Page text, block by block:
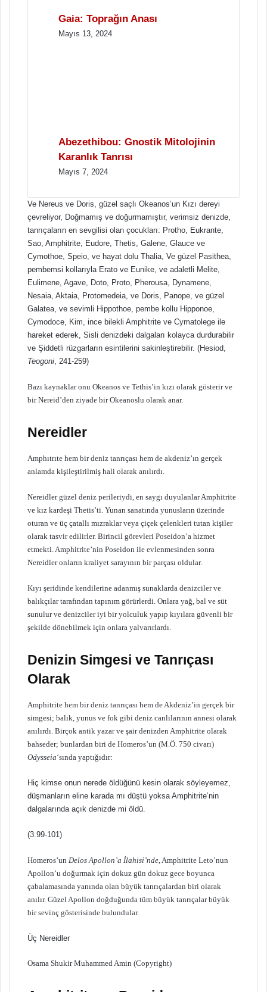
Gaia: Toprağın Anası
Mayıs 13, 2024
Abezethibou: Gnostik Mitolojinin
Karanlık Tanrısı
Mayıs 7, 2024
Ve Nereus ve Doris, güzel saçlı Okeanos’un Kızı dereyi
çevreliyor, Doğmamış ve doğurmamıştır, verimsiz denizde,
tanrıçaların en sevgilisi olan çocukları: Protho, Eukrante,
Sao, Amphitrite, Eudore, Thetis, Galene, Glauce ve
Cymothoe, Speio, ve hayat dolu Thalia, Ve güzel Pasithea,
pembemsi kollarıyla Erato ve Eunike, ve adaletli Melite,
Eulimene, Agave, Doto, Proto, Pherousa, Dynamene,
Nesaia, Aktaia, Protomedeia, ve Doris, Panope, ve güzel
Galatea, ve sevimli Hippothoe, pembe kollu Hipponoe,
Cymodoce, Kim, ince bilekli Amphitrite ve Cymatolege ile
hareket ederek, Sisli denizdeki dalgaları kolayca durdurabilir
ve Şiddetli rüzgarların esintilerini sakinleştirebilir. (Hesiod,
Teogoni, 241-259)
Bazı kaynaklar onu Okeanos ve Tethis’in kızı olarak gösterir ve
bir Nereid’den ziyade bir Okeanoslu olarak anar.
Nereidler
Amphıtrıte hem bir deniz tanrıçası hem de akdeniz’ın gerçek
anlamda kişileştirilmiş hali olarak anılırdı.
Nereidler güzel deniz perileriydi, en saygı duyulanlar Amphitrite
ve kız kardeşi Thetis’ti. Yunan sanatında yunusların üzerinde
oturan ve üç çatallı mızraklar veya çiçek çelenkleri tutan kişiler
olarak tasvir edilirler. Birincil görevleri Poseidon’a hizmet
etmekti. Amphitrite’nin Poseidon ile evlenmesinden sonra
Nereidler onların kraliyet sarayının bir parçası oldular.
Kıyı şeridinde kendilerine adanmış sunaklarda denizciler ve
balıkçılar tarafından tapınım görürlerdi. Onlara yağ, bal ve süt
sunulur ve denizciler iyi bir yolculuk yapıp kıyılara güvenli bir
şekilde dönebilmek için onlara yalvarırlardı.
Denizin Simgesi ve Tanrıçası
Olarak
Amphitrite hem bir deniz tanrıçası hem de Akdeniz’in gerçek bir
simgesi; balık, yunus ve fok gibi deniz canlılarının annesi olarak
anılırdı. Birçok antik yazar ve şair denizden Amphitrite olarak
bahseder; bunlardan biri de Homeros’un (M.Ö. 750 civarı)
Odysseia‘sında yaptığıdır:
Hiç kimse onun nerede öldüğünü kesin olarak söyleyemez,
düşmanların eline karada mı düştü yoksa Amphitrite’nin
dalgalarında açık denizde mi öldü.
(3.99-101)
Homeros’un Delos Apollon’a İlahisi’nde, Amphitrite Leto’nun
Apollon’u doğurmak için dokuz gün dokuz gece boyunca
çabalamasında yanında olan büyük tanrıçalardan biri olarak
anılır. Güzel Apollon doğduğunda tüm büyük tanrıçalar büyük
bir sevinç gösterisinde bulundular.
Üç Nereidler
Osama Shukir Muhammed Amin (Copyright)